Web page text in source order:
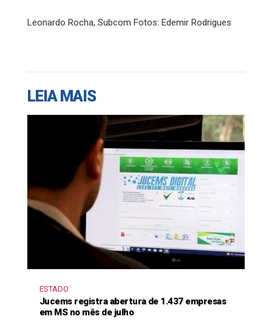
Leonardo Rocha, Subcom Fotos: Edemir Rodrigues
LEIA MAIS
ESTADO
Jucems registra abertura de 1.437 empresas
em MS no mês de julho